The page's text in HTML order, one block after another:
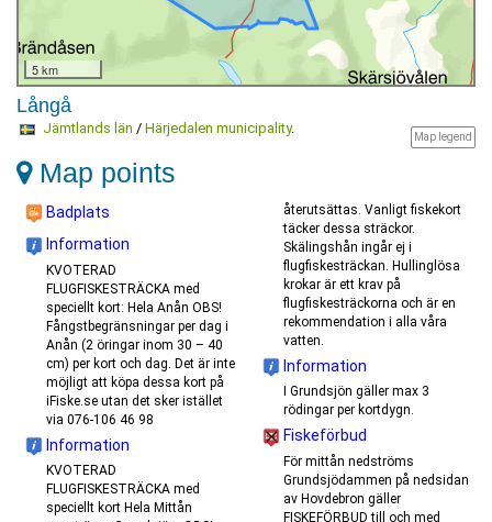
5 km
Långå
Map legend
Jämtlands län / Härjedalen municipality.
Map points
Badplats
Information
KVOTERAD
FLUGFISKESTRÄCKA med
speciellt kort: Hela Anån OBS!
Fångstbegränsningar per dag i
Anån (2 öringar inom 30 – 40
cm) per kort och dag. Det är inte
möjligt att köpa dessa kort på
iFiske.se utan det sker istället
via 076-106 46 98
Information
KVOTERAD
FLUGFISKESTRÄCKA med
speciellt kort Hela Mittån
återutsättas. Vanligt fiskekort
täcker dessa sträckor.
Skälingshån ingår ej i
flugfiskesträckan. Hullinglösa
krokar är ett krav på
flugfiskesträckorna och är en
rekommendation i alla våra
vatten.
Information
I Grundsjön gäller max 3
rödingar per kortdygn.
Fiskeförbud
För mittån nedströms
Grundsjödammen på nedsidan
av Hovdebron gäller
FISKEFÖRBUD till och med